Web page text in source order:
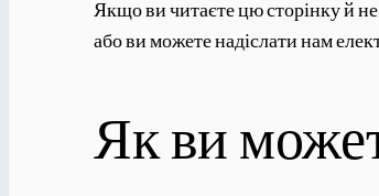
Якщо ви читаєте цю сторінку й
або ви можете надіслати нам
Як ви